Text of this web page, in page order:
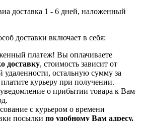
доставка 1 - 6 дней, наложенный
доставки включает в себя:
платеж! Вы оплачиваете
доставку, стоимость зависит от
удаленности, остальную сумму за
платите курьеру при получении.
о прибытии товара к Вам
с курьером о времени
посылки по удобному Вам адресу.